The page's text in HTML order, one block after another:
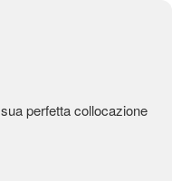
perfetta collocazione